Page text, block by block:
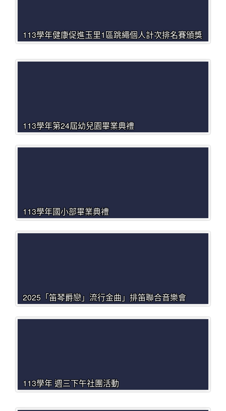
113學年健康促進玉里1區跳繩個人計次排名賽頒獎
113學年第24屆幼兒園畢業典禮
113學年國小部畢業典禮
2025「笛琴爵戀」流行金曲」排笛聯合音樂會
113學年 週三下午社團活動